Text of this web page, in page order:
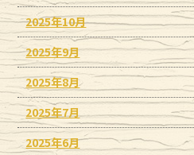
2025年10月
2025年9月
2025年8月
2025年7月
2025年6月